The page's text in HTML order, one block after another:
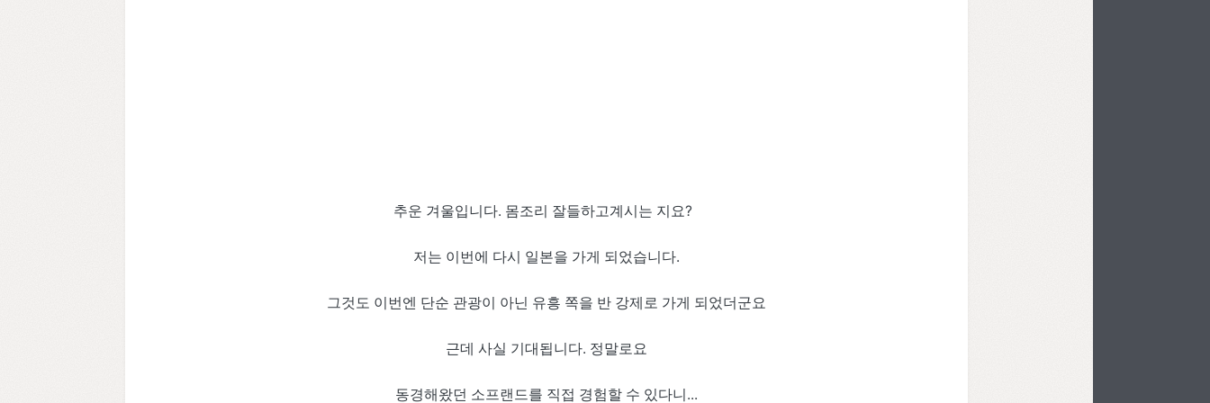
추운 겨울입니다. 몸조리 잘들하고계시는 지요?
저는 이번에 다시 일본을 가게 되었습니다.
그것도 이번엔 단순 관광이 아닌 유흥 쪽을 반 강제로 가게 되었더군요
근데 사실 기대됩니다. 정말로요
동경해왔던 소프랜드를 직접 경험할 수 있다니...